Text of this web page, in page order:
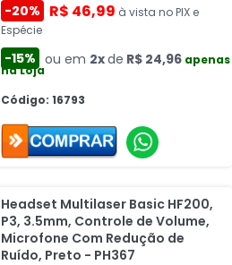
-20% R$ 46,99 à vista no PIX e
Espécie
-15% ou em 2xde R$ 24,96 apenas
na Loja
Código: 16793
Headset Multilaser Basic HF200,
P3, 3.5mm, Controle de Volume,
Microfone Com Redução de
Ruído, Preto - PH367